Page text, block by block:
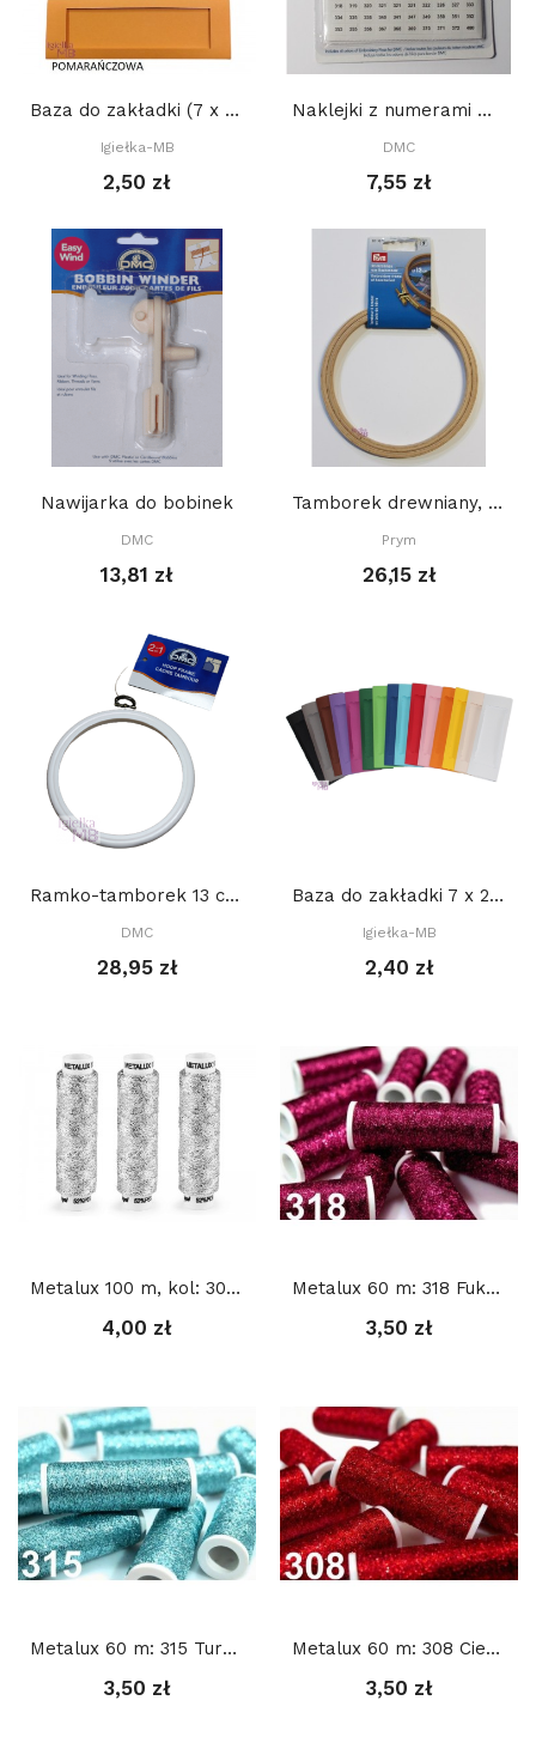
Baza do zakładki (7 x 21 cm) z PROSTYM...
Igiełka-MB
2,50 zł
Naklejki z numerami mulin DMC
DMC
7,55 zł
Nawijarka do bobinek
DMC
13,81 zł
Tamborek drewniany, PRYM 13 cm
Prym
26,15 zł
Ramko-tamborek 13 cm, OKRĄGŁY, BIAŁY
DMC
28,95 zł
Baza do zakładki 7 x 21 cm z DEKORACYJNYM...
Igiełka-MB
2,40 zł
Metalux 100 m, kol: 301 SREBRNY
4,00 zł
Metalux 60 m: 318 Fuksja
3,50 zł
Metalux 60 m: 315 Turkusowy
3,50 zł
Metalux 60 m: 308 Ciemna czerwień
3,50 zł